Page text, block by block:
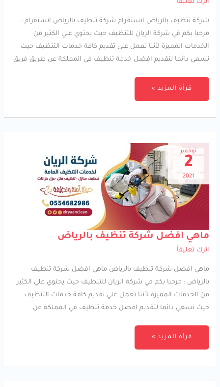
اترك تعليقاً
شركة تنظيف بالرياض انستقرام شركة تنظيف بالرياض انستقرام :
مرحبا بكم في شركة الريان للتنظيف حيث يحتوي علي الكثير من
الخدمات المميزة لأننا تعمل علي تقديم كافة خدمات التنظيف حيث
نسعي دائما لتقديم افضل خدمة تنظيف في المملكة عن طريق فريق
انستقرام
قرأة المزيد »
نوفمبر
2
2021
ماهي افضل شركة تنظيف بالرياض
اترك تعليقاً
ماهي افضل شركة تنظيف بالرياض ماهي افضل شركة تنظيف
بالرياض : مرحبا بكم في شركة الريان للتنظيف حيث يحتوي علي الكثير
من الخدمات المميزة لأننا تعمل علي تقديم كافة خدمات التنظيف
حيث نسعي دائما لتقديم افضل خدمة تنظيف في المملكة عن
ماهي
افضل
شركة
تنظيف
قرأة المزيد »